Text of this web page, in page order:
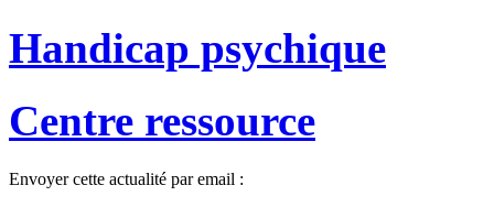
Handicap psychique
Centre ressource
Envoyer cette actualité par email :